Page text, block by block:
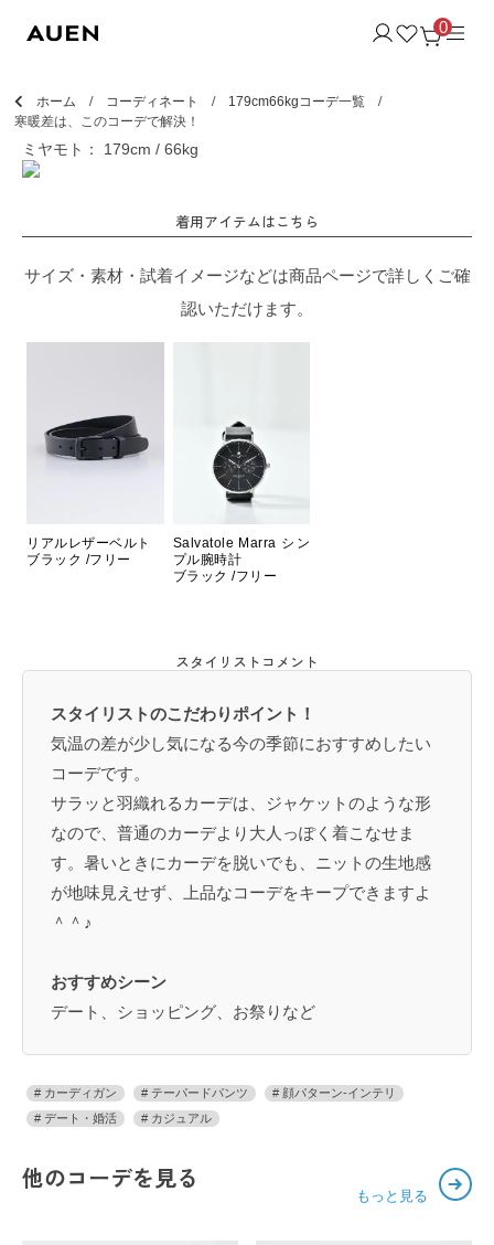
0
ホーム コーディネート
179cm66kgコーデ一覧
寒暖差は、このコーデで解決！
ミヤモト： 179cm / 66kg
着用アイテムはこちら
サイズ・素材・試着イメージなどは商品ページで詳しくご確
認いただけます。
リアルレザーベルト
ブラック /フリー
Salvatole Marra シン
プル腕時計
ブラック /フリー
スタイリストコメント
スタイリストのこだわりポイント！
気温の差が少し気になる今の季節におすすめしたい
コーデです。
サラッと羽織れるカーデは、ジャケットのような形
なので、普通のカーデより大人っぽく着こなせま
す。暑いときにカーデを脱いでも、ニットの生地感
が地味見えせず、上品なコーデをキープできますよ
＾＾♪
おすすめシーン
デート、ショッピング、お祭りなど
カーディガン テーパードパンツ
顔パターン-インテリ
デート・婚活
カジュアル
他のコーデを見る
もっと見る